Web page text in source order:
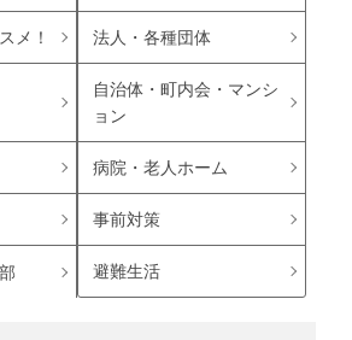
メ！ 法人・各種団体
自治体・町内会・マンシ
ョン
病院・老人ホーム
事前対策
避難生活